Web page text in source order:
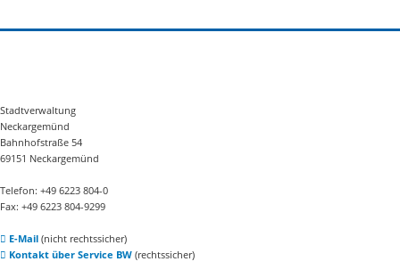
Stadtverwaltung
Neckargemünd
Bahnhofstraße 54
69151 Neckargemünd
Telefon: +49 6223 804-0
Fax: +49 6223 804-9299
E-Mail(nicht rechtssicher)
Kontakt über Service BW(rechtssicher)